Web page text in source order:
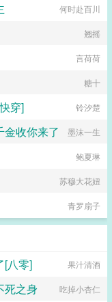
何时赴百川
翘摇
言荷荷
糖十
穿] 铃汐楚
金收你来了 墨沫一生
鲍夏琳
苏穆大花妞
青罗扇子
[八零]
果汁清酒
死之身 吃掉小杏仁